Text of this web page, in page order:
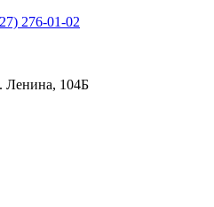
276-01-02
Ленина, 104Б